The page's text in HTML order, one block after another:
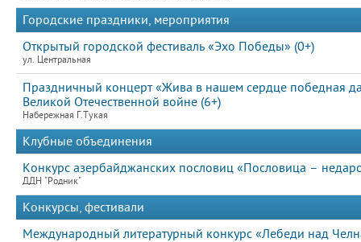
Городские праздники, мероприятия
Открытый городской фестиваль «Эхо Победы» (0+)
ул. Центральная
Праздничный концерт «Жива в нашем сердце победная
Великой Отечественной войне (6+)
Набережная Г.Тукая
Клубные объединения
Конкурс азербайджанских пословиц «Пословица –
ДДН "Родник"
Конкурсы, фестивали
Международный литературный конкурс «Лебеди над